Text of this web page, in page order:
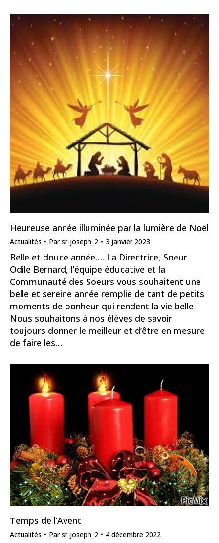
Heureuse année illuminée par la lumière de Noël
Actualités Parsr-joseph_2 3 janvier 2023
Belle et douce année…. La Directrice, Soeur
Odile Bernard, l’équipe éducative et la
Communauté des Soeurs vous souhaitent une
belle et sereine année remplie de tant de petits
moments de bonheur qui rendent la vie belle !
Nous souhaitons à nos élèves de savoir
toujours donner le meilleur et d’être en mesure
de faire les…
Temps de l’Avent
Actualités Parsr-joseph_2 4 décembre 2022